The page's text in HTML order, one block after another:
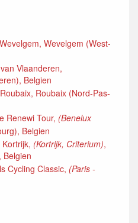
Wevelgem (West-
Vlaanderen,
Belgien
Roubaix (Nord-Pas-
Renewi Tour, (Benelux
Belgien
(Kortrijk, Criterium),
Belgien
Cycling Classic, (Paris -